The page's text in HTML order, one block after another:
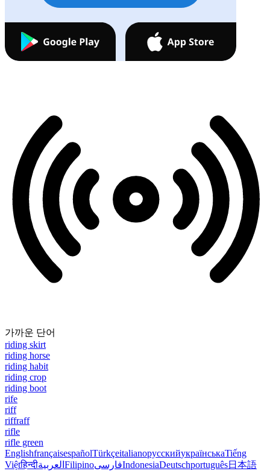
가까운 단어
riding skirt
riding horse
riding habit
riding crop
riding boot
rife
riff
riffraff
rifle
rifle green
EnglishfrançaisespañolTürkçeitalianoрусскийукраїнськаTiếng
Việtहिन्दीالعربية FilipinoفارسیIndonesiaDeutschportuguês日本語